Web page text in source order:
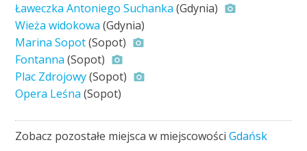
Ławeczka Antoniego Suchanka (Gdynia)
Wieża widokowa (Gdynia)
Marina Sopot(Sopot)
Fontanna (Sopot)
Plac Zdrojowy(Sopot)
Opera Leśna (Sopot)
Zobacz pozostałe miejsca w miejscowościGdańsk